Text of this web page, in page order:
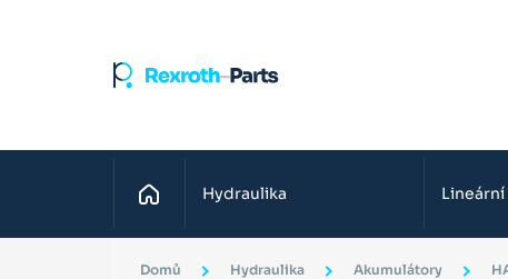
Domů Hydraulika Lineární
Domů Hydraulika Akumulátory